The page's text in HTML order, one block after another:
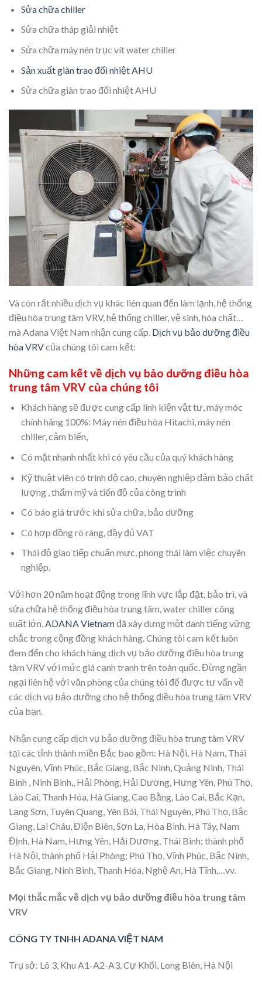
Sửa chữa chiller
Sửa chữa tháp giải nhiệt
Sửa chữa máy nén trục vít water chiller
Sản xuất giàn trao đổi nhiệt AHU
Sửa chữa giàn trao đổi nhiệt AHU
Và còn rất nhiều dịch vụ khác liên quan đến làm lạnh, hệ thống
điều hòa trung tâm VRV, hệ thống chiller, vệ sinh, hóa chất…
mà Adana Việt Nam nhận cung cấp. Dịch vụ bảo dưỡng điều
hòa VRVcủa chúng tôi cam kết:
Những cam kết về dịch vụ bảo dưỡng điều hòa
trung tâm VRV của chúng tôi
Khách hàng sẽ được cung cấp linh kiện vật tư, máy móc
chính hãng 100%: Máy nén điều hòa Hitachi, máy nén
chiller, cảm biến,
Có mặt nhanh nhất khi có yêu cầu của quý khách hàng
Kỹ thuật viên có trình độ cao, chuyên nghiệp đảm bảo chất
lượng , thẩm mỹ và tiến độ của công trình
Có báo giá trước khi sửa chữa, bảo dưỡng
Có hợp đồng rõ ràng, đầy đủ VAT
Thái độ giao tiếp chuẩn mực, phong thái làm việc chuyên
nghiệp.
Với hơn 20 năm hoạt động trong lĩnh vực lắp đặt, bảo trì, và
sửa chữa hệ thống điều hòa trung tâm, water chiller công
suất lớn,ADANA Vietnamđã xây dựng một danh tiếng vững
chắc trong cộng đồng khách hàng. Chúng tôi cam kết luôn
đem đến cho khách hàng dịch vụ bảo dưỡng điều hòa trung
tâm VRV với mức giá cạnh tranh trên toàn quốc. Đừng ngần
ngại liên hệ với văn phòng của chúng tôi để được tư vấn về
các dịch vụ bảo dưỡng cho hệ thống điều hòa trung tâm VRV
của bạn.
Nhận cung cấp dịch vụ bảo dưỡng điều hòa trung tâm VRV
tại các tỉnh thành miền Bắc bao gồm: Hà Nội, Hà Nam, Thái
Nguyên, Vĩnh Phúc, Bắc Giang, Bắc Ninh, Quảng Ninh, Thái
Bình , Ninh Bình,, Hải Phòng, Hải Dương, Hưng Yên, Phú Thọ,
Lào Cai, Thanh Hóa, Hà Giang, Cao Bằng, Lào Cai, Bắc Kạn,
Lạng Sơn, Tuyên Quang, Yên Bái, Thái Nguyên, Phú Thọ, Bắc
Giang, Lai Châu, Điện Biên, Sơn La, Hòa Bình. Hà Tây, Nam
Định, Hà Nam, Hưng Yên, Hải Dương, Thái Bình; thành phố
Hà Nội, thành phố Hải Phòng; Phú Thọ, Vĩnh Phúc, Bắc Ninh,
Bắc Giang, Ninh Bình, Thanh Hóa, Nghệ An, Hà Tĩnh.…vv.
Mọi thắc mắc về dịch vụ bảo dưỡng điều hòa trung tâm
VRV
CÔNG TY TNHH ADANA VIỆT NAM
Trụ sở: Lô 3, Khu A1-A2-A3, Cự Khối, Long Biên, Hà Nội